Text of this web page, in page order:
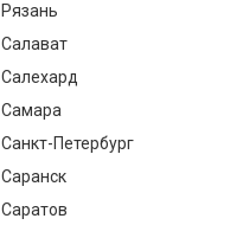
Рязань
Салават
Салехард
Самара
Санкт-Петербург
Саранск
Саратов